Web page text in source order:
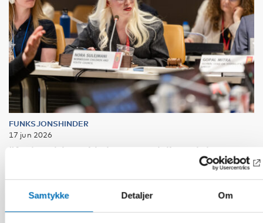
Samtykke Detaljer Om
FUNKSJONSHINDER
17 jun 2026
“Active citizenship is not a privilege; it is a